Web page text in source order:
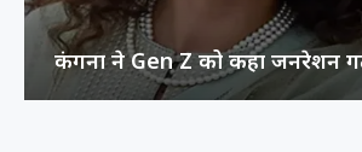
कंगना ने Gen Z को कहा जनरेशन